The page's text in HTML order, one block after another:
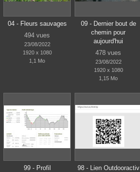
04 - Fleurs sauvages
494 vues
23/08/2022
1920 x 1080
1,1 Mo
09 - Dernier bout de
chemin pour
aujourd'hui
478 vues
23/08/2022
1920 x 1080
1,15 Mo
99 - Profil
98 - Lien Outdooractiv